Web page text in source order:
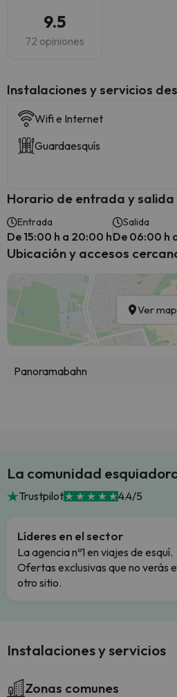
9.5
72 opiniones
Instalaciones y servicios
Wifi e Internet
Guardaesquís
Horario de entrada y salida
Entrada
De 15:00 h a 20:00 h
Salida
De 06:00 h
Ubicación y accesos
Ver
Panoramabahn
La comunidad
Trustpilot 4.4/5
Líderes en el sector
La agencia nº1 en viajes de esquí.
Ofertas exclusivas que no verás
otro sitio.
Instalaciones y servicios
Zonas comunes